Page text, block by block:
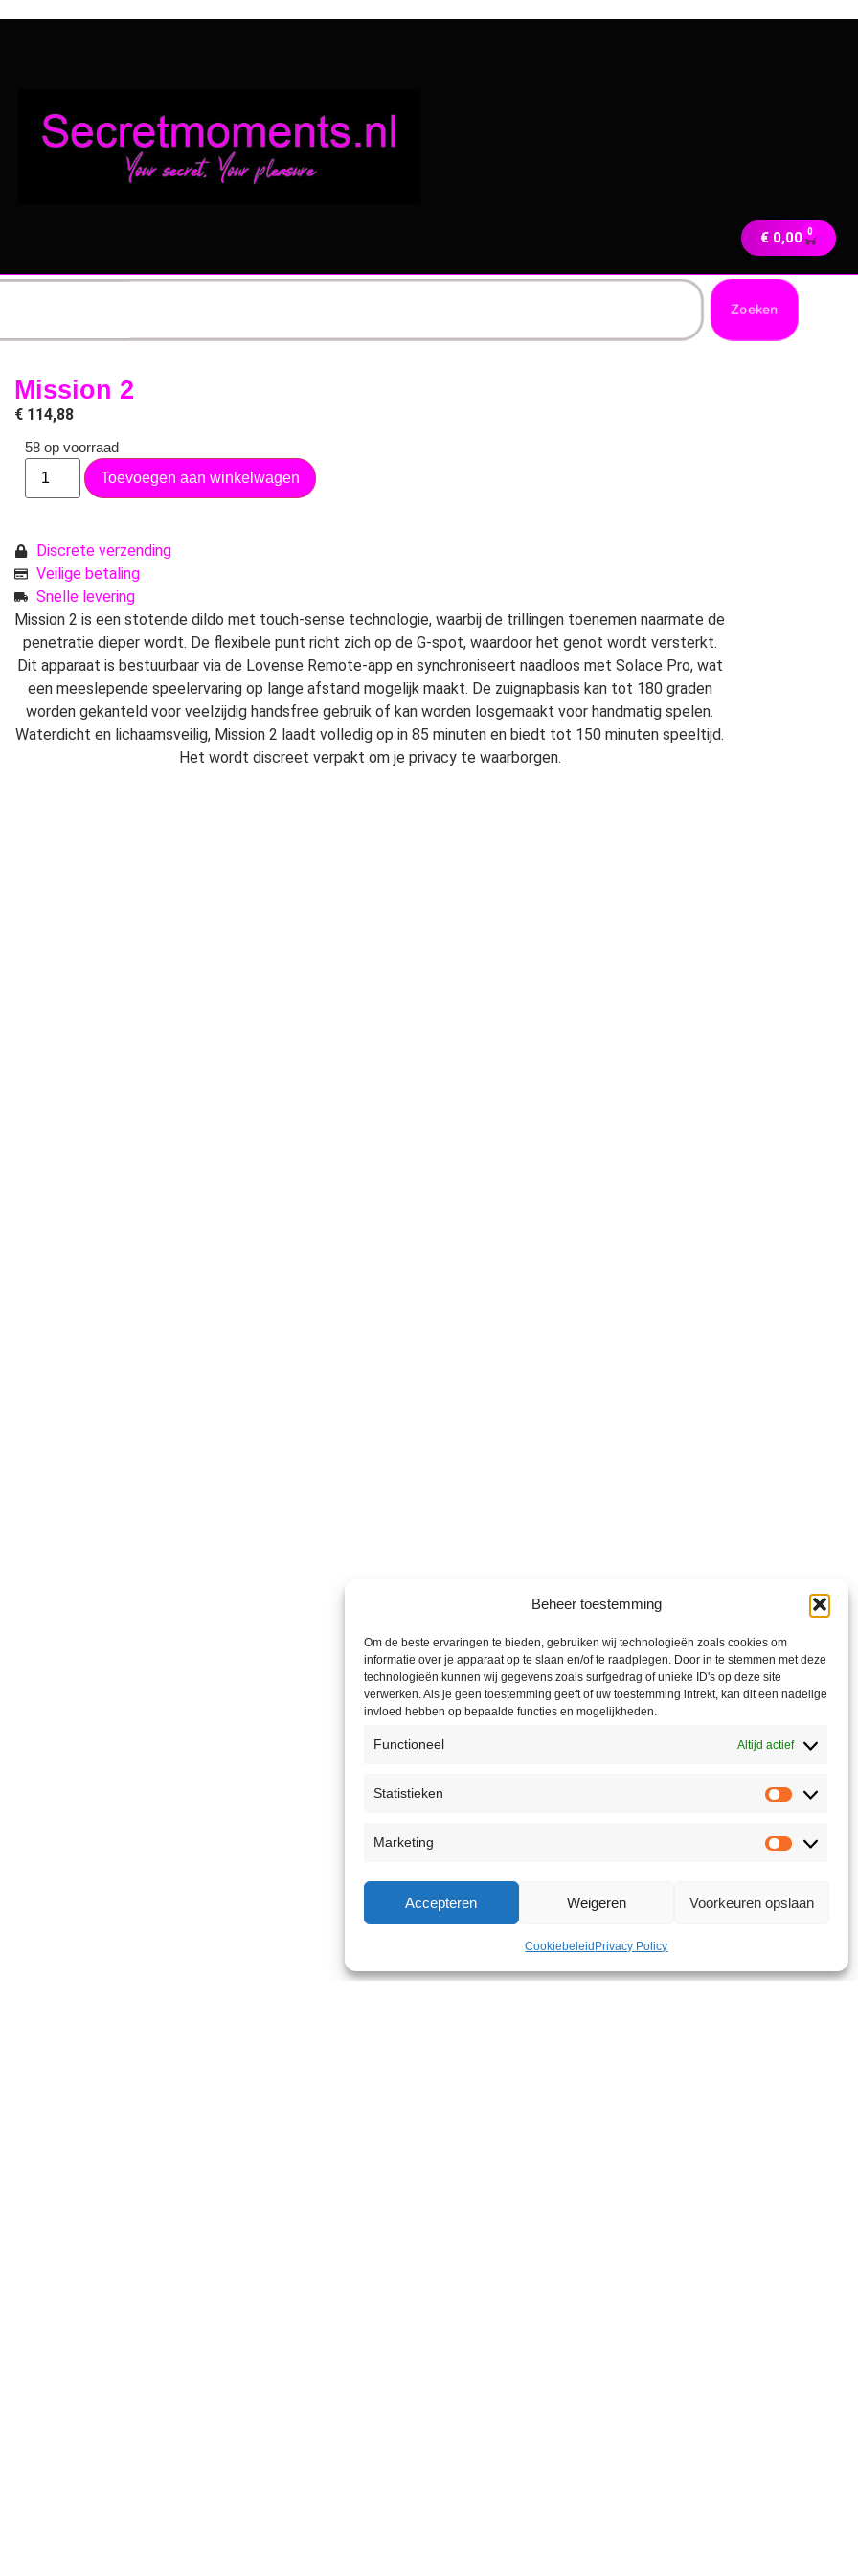
Beheer toestemming
Om de beste ervaringen te bieden, gebruiken wij technologieën zoals cookies om
informatie over je apparaat op te slaan en/of te raadplegen. Door in te stemmen met deze
technologieën kunnen wij gegevens zoals surfgedrag of unieke ID's op deze site
verwerken. Als je geen toestemming geeft of uw toestemming intrekt, kan dit een nadelige
invloed hebben op bepaalde functies en mogelijkheden.
Functioneel Altijd actief
Statistieken
Marketing
Accepteren Weigeren Voorkeuren opslaan
Cookiebeleid Privacy Policy
€0,00 0
Zoeken
Mission 2
€ 114,88
58 op voorraad
Toevoegen aan winkelwagen
Discrete verzending
Veilige betaling
Snelle levering
Mission 2 is een stotende dildo met touch-sense technologie, waarbij de trillingen toenemen naarmate de
penetratie dieper wordt. De flexibele punt richt zich op de G-spot, waardoor het genot wordt versterkt.
Dit apparaat is bestuurbaar via de Lovense Remote-app en synchroniseert naadloos met Solace Pro, wat
een meeslepende speelervaring op lange afstand mogelijk maakt. De zuignapbasis kan tot 180 graden
worden gekanteld voor veelzijdig handsfree gebruik of kan worden losgemaakt voor handmatig spelen.
Waterdicht en lichaamsveilig, Mission 2 laadt volledig op in 85 minuten en biedt tot 150 minuten speeltijd.
Het wordt discreet verpakt om je privacy te waarborgen.